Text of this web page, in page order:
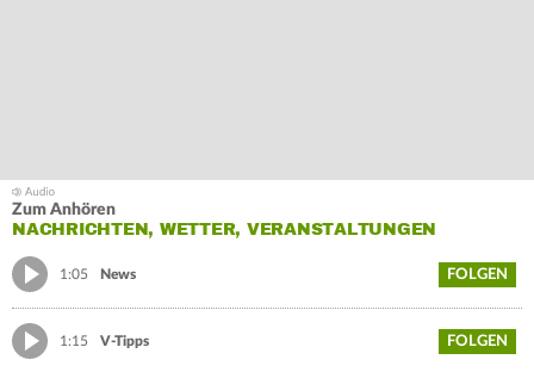
Zum Anhören
NACHRICHTEN, WETTER, VERANSTALTUNGEN
1:05 News FOLGEN
1:15 V-Tipps FOLGEN